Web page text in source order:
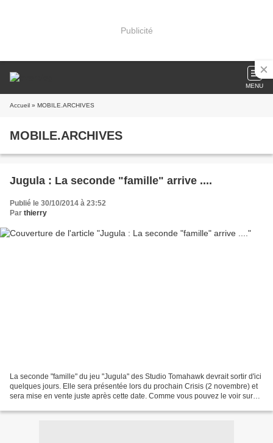
Publicité
MENU
Accueil » MOBILE.ARCHIVES
MOBILE.ARCHIVES
Jugula : La seconde "famille" arrive ....
Publié le 30/10/2014 à 23:52
Par thierry
La seconde "famille" du jeu "Jugula" des Studio Tomahawk devrait sortir d'ici
quelques jours. Elle sera présentée lors du prochain Crisis (2 novembre) et
sera mise en vente juste après cette date. Comme vous pouvez le voir sur